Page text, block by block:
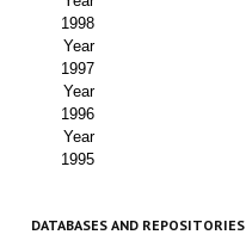
1998
Year
1997
Year
1996
Year
1995
DATABASES AND REPOSITORIES